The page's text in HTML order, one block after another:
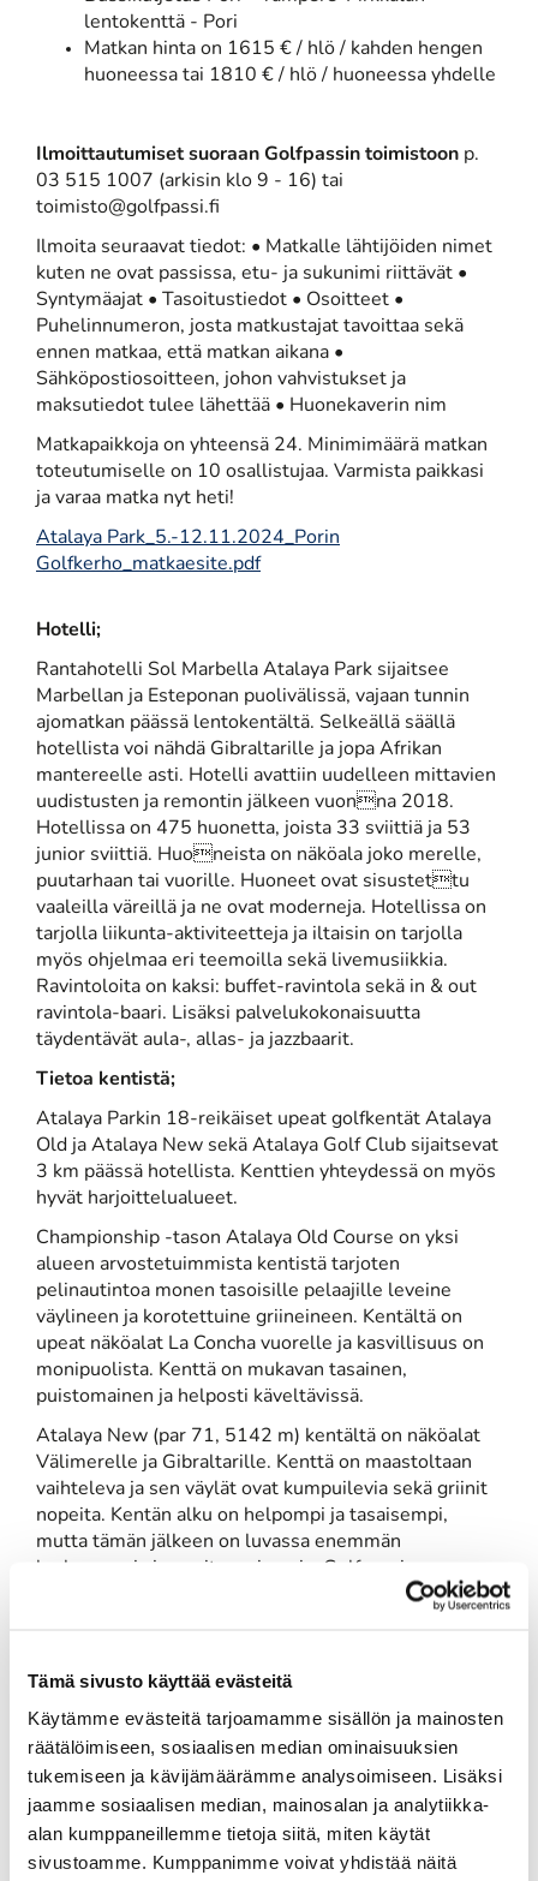
Tämä sivusto käyttää evästeitä
Käytämme evästeitä tarjoamamme sisällön ja mainosten
räätälöimiseen, sosiaalisen median ominaisuuksien
tukemiseen ja kävijämäärämme analysoimiseen. Lisäksi
jaamme sosiaalisen median, mainosalan ja analytiikka-
alan kumppaneillemme tietoja siitä, miten käytät
sivustoamme. Kumppanimme voivat yhdistää näitä
lentokenttä - Pori
Matkan hinta on 1615 € / hlö / kahden hengen
huoneessa tai 1810 € / hlö / huoneessa yhdelle
Ilmoittautumiset suoraan Golfpassin toimistoon p.
03 515 1007 (arkisin klo 9 - 16) tai
toimisto@golfpassi.fi
Ilmoita seuraavat tiedot: • Matkalle lähtijöiden nimet
kuten ne ovat passissa, etu- ja sukunimi riittävät •
Syntymäajat • Tasoitustiedot • Osoitteet •
Puhelinnumeron, josta matkustajat tavoittaa sekä
ennen matkaa, että matkan aikana •
Sähköpostiosoitteen, johon vahvistukset ja
maksutiedot tulee lähettää • Huonekaverin nim
Matkapaikkoja on yhteensä 24. Minimimäärä matkan
toteutumiselle on 10 osallistujaa. Varmista paikkasi
ja varaa matka nyt heti!
Atalaya Park_5.-12.11.2024_Porin
Golfkerho_matkaesite.pdf
Hotelli;
Rantahotelli Sol Marbella Atalaya Park sijaitsee
Marbellan ja Esteponan puolivälissä, vajaan tunnin
ajomatkan päässä lentokentältä. Selkeällä säällä
hotellista voi nähdä Gibraltarille ja jopa Afrikan
mantereelle asti. Hotelli avattiin uudelleen mittavien
uudistusten ja remontin jälkeen vuonna 2018.
Hotellissa on 475 huonetta, joista 33 sviittiä ja 53
junior sviittiä. Huoneista on näköala joko merelle,
puutarhaan tai vuorille. Huoneet ovat sisustettu
vaaleilla väreillä ja ne ovat moderneja. Hotellissa on
tarjolla liikunta-aktiviteetteja ja iltaisin on tarjolla
myös ohjelmaa eri teemoilla sekä livemusiikkia.
Ravintoloita on kaksi: buffet-ravintola sekä in & out
ravintola-baari. Lisäksi palvelukokonaisuutta
täydentävät aula-, allas- ja jazzbaarit.
Tietoa kentistä;
Atalaya Parkin 18-reikäiset upeat golfkentät Atalaya
Old ja Atalaya New sekä Atalaya Golf Club sijaitsevat
3 km päässä hotellista. Kenttien yhteydessä on myös
hyvät harjoittelualueet.
Championship -tason Atalaya Old Course on yksi
alueen arvostetuimmista kentistä tarjoten
pelinautintoa monen tasoisille pelaajille leveine
väylineen ja korotettuine griineineen. Kentältä on
upeat näköalat La Concha vuorelle ja kasvillisuus on
monipuolista. Kenttä on mukavan tasainen,
puistomainen ja helposti käveltävissä.
Atalaya New (par 71, 5142 m) kentältä on näköalat
Välimerelle ja Gibraltarille. Kenttä on maastoltaan
vaihteleva ja sen väylät ovat kumpuilevia sekä griinit
nopeita. Kentän alku on helpompi ja tasaisempi,
mutta tämän jälkeen on luvassa enemmän
korkeuseroja ja upeita maisemia. Golfpassin
asiakkaille New Coursella sisältyy myös golfauto.
miellyttävimmistä. Se sijaitsee kauniissa laaksossa
pinjojen ja palmujen reunustaessa kentän väyliä.
Kentällä on myös useita näyttäviä vesiesteitä. Kenttä
on helposti käveltävissä, vaikka pariin otteeseen
Mukavasti kumpuileva 18-reikäinen Flamingos Golf